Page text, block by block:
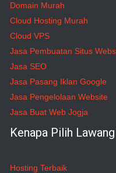
Domain Murah
Cloud Hosting Murah
Cloud VPS
Jasa Pembuatan Situs
Jasa SEO
Jasa Pasang Iklan Google
Jasa Pengelolaan Website
Jasa Buat Web Jogja
Kenapa Pilih
Hosting Terbaik